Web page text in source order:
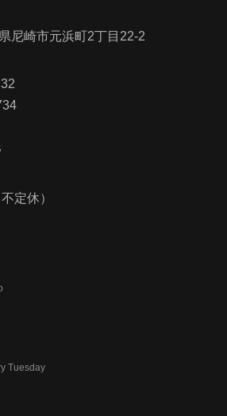
尼崎市元浜町2丁目22-2
定休）
Tuesday